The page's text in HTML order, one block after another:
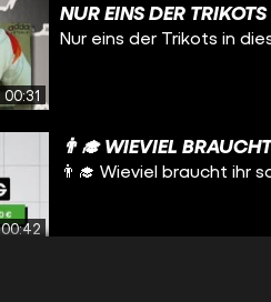
00:31
NUR EINS DER
Nur eins der Trikots in
00:42
👨‍🎓 WIEVIEL
👨‍🎓 Wieviel braucht ihr